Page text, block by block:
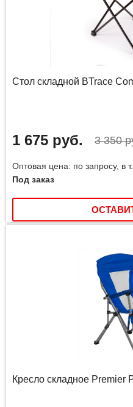
Стол складной BTrace
1 675 руб. 3 350
Оптовая цена: по запросу, в
Под заказ
Кресло складное Premier